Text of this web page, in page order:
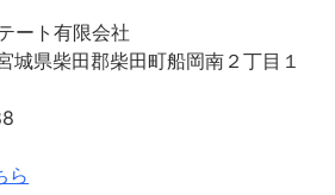
ート有限会社
県柴田郡柴田町船岡南２丁目１
ら